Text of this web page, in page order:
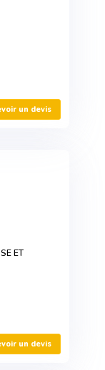
un devis
ET
un devis